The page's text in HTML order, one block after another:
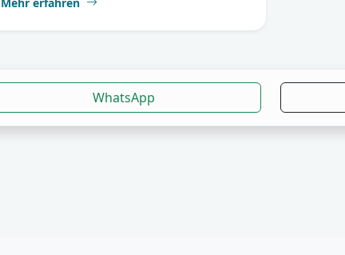
WhatsApp